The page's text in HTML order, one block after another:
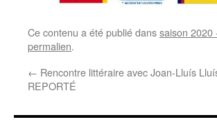
Ce contenu a été publié danssaison 2020
permalien.
← Rencontre littéraire avec Joan-Lluís
REPORTÉ